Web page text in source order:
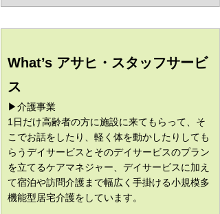
What’s アサヒ・スタッフサービ
ス
▶介護事業
1日だけ高齢者の方に施設に来てもらって、そ
こでお話をしたり、軽く体を動かしたりしても
らうデイサービスとそのデイサービスのプラン
を立てるケアマネジャー、デイサービスに加え
て宿泊や訪問介護まで幅広く手掛ける小規模多
機能型居宅介護をしています。